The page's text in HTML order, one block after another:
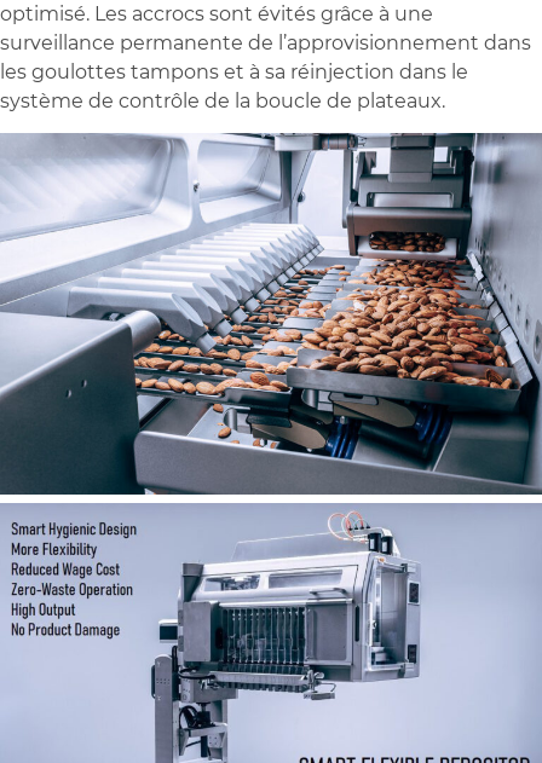
optimisé. Les accrocs sont évités grâce à une
surveillance permanente de l’approvisionnement dans
les goulottes tampons et à sa réinjection dans le
système de contrôle de la boucle de plateaux.